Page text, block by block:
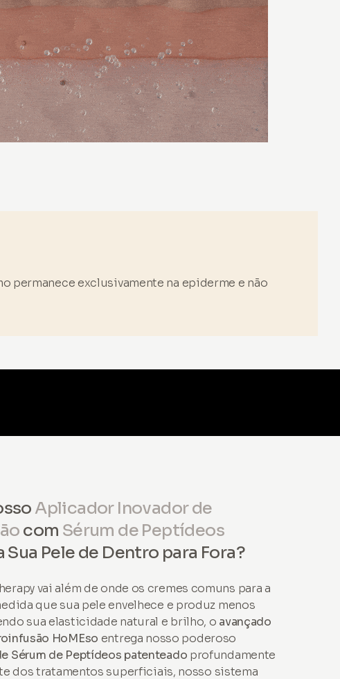
permanece exclusivamente na epiderme e não
Aplicador Inovador de
com Sérum de Peptídeos
Sua Pele de Dentro para Fora?
vai além de onde os cremes comuns para a
que sua pele envelhece e produz menos
sua elasticidade natural e brilho, o avançado
HoMEso entrega nosso poderoso
Sérum de Peptídeos patenteado profundamente
dos tratamentos superficiais, nosso sistema